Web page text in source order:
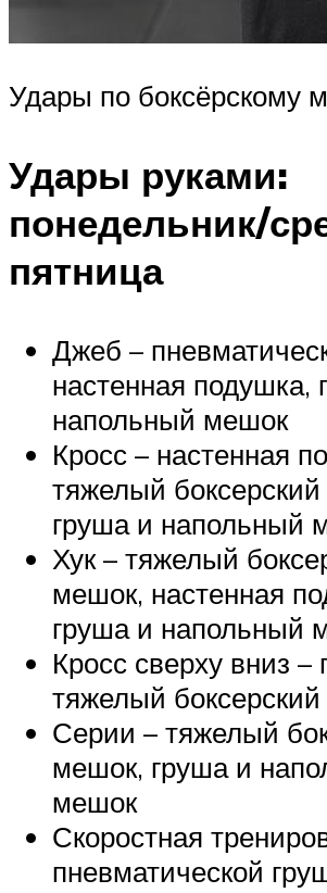
Удары по боксёрскому
Удары руками:
понедельник/
пятница
Джеб –
настенная подушка,
напольный мешок
Кросс – настенная
тяжелый
груша и напольный
Хук – тяжелый
мешок, настенная
груша и напольный
Кросс сверху вниз –
тяжелый
Серии – тяжелый
мешок, груша и
мешок
Скоростная
пневматической